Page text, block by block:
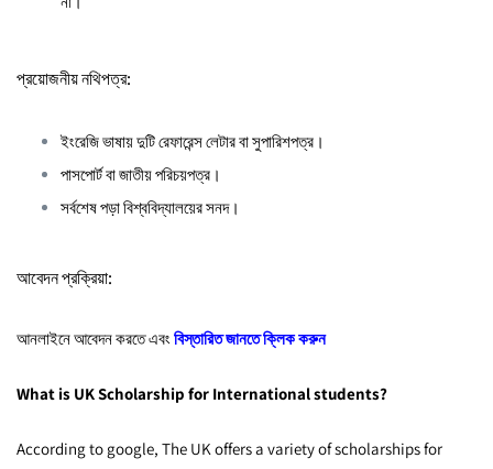
প্রয়োজনীয় নথিপত্র:
ইংরেজি ভাষায় দুটি রেফারেন্স লেটার বা সুপারিশপত্র।
পাসপোর্ট বা জাতীয় পরিচয়পত্র।
সর্বশেষ পড়া বিশ্ববিদ্যালয়ের সনদ।
আবেদন প্রক্রিয়া:
আনলাইনে আবেদন করতে এবং বিস্তারিত জানতে ক্লিক করুন
What is UK Scholarship for International students?
According to google, The UK offers a variety of scholarships for